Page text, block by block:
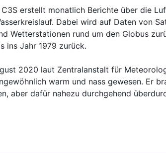
erstellt monatlich Berichte über die
Dabei wird auf Daten von
Wetterstationen rund um den Globus
ins Jahr 1979 zurück.
2020 laut Zentralanstalt für
warm und nass gewesen. Er
aber dafür nahezu durchgehend